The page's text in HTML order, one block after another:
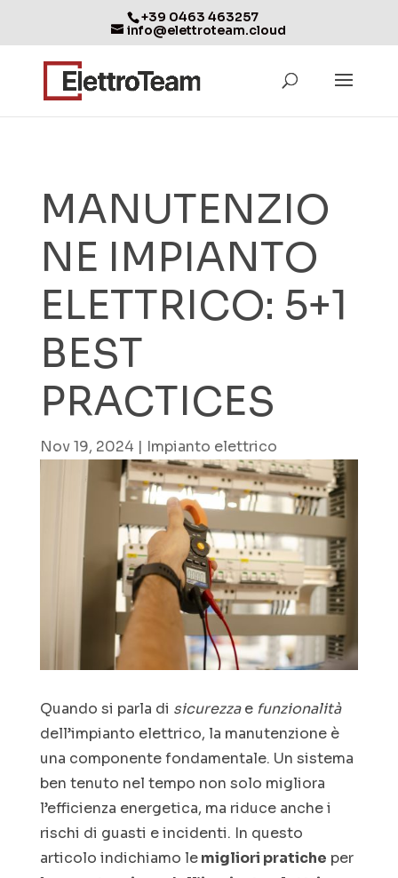
+39 0463 463257
info@elettroteam.cloud
MANUTENZIO
NE IMPIANTO
ELETTRICO: 5+1
BEST
PRACTICES
Nov 19, 2024 | Impianto elettrico
Quando si parla di sicurezzae funzionalità
dell’impianto elettrico, la manutenzione è
una componente fondamentale. Un sistema
ben tenuto nel tempo non solo migliora
l’efficienza energetica, ma riduce anche i
rischi di guasti e incidenti. In questo
articolo indichiamo lemigliori pratiche per